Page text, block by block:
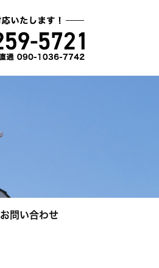
お問い合わせ